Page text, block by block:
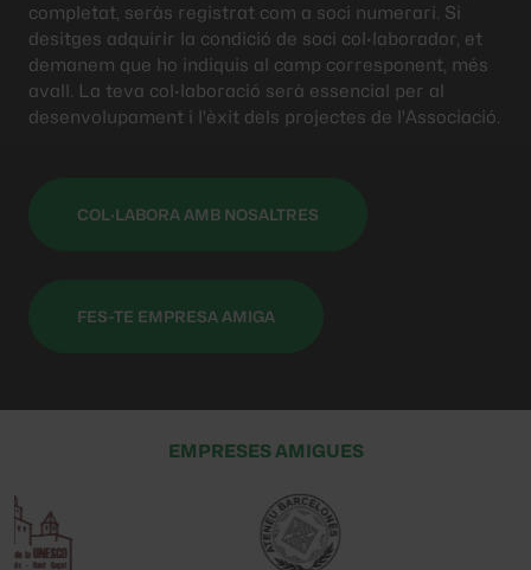
completat, seràs registrat com a soci numerari. Si
desitges adquirir la condició de soci col·laborador, et
demanem que ho indiquis al camp corresponent, més
avall. La teva col·laboració serà essencial per al
desenvolupament i l'èxit dels projectes de l'Associació.
COL·LABORA AMB NOSALTRES
FES-TE EMPRESA AMIGA
EMPRESES AMIGUES